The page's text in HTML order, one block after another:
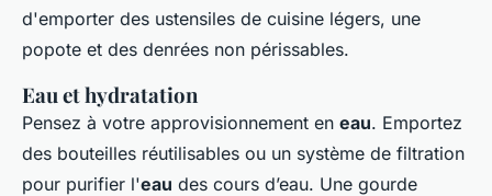
d'emporter des ustensiles de cuisine légers, une
popote et des denrées non périssables.
Eau et hydratation
Pensez à votre approvisionnement en eau. Emportez
des bouteilles réutilisables ou un système de filtration
pour purifier l'eau des cours d’eau. Une gourde